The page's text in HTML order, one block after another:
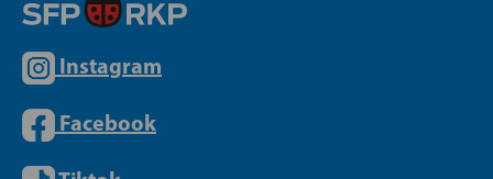
Instagram
Facebook